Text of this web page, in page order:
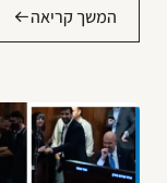
המשך קריאה